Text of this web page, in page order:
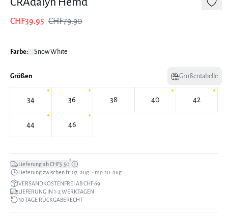
CHF39.95 CHF79.90
Farbe: Snow White
Größen Größentabelle
34 36 38 40 42
44 46
Lieferung ab CHF5.50*
Lieferung zwischen fr. 07. aug. - mo. 10. aug.
VERSANDKOSTENFREI AB CHF 69
LIEFERUNG IN 1-2 WERKTAGEN
30 TAGE RÜCKGABERECHT